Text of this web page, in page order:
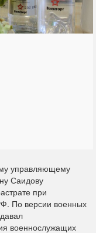
управляющему
Саидову
при
По версии военных
военнослужащих